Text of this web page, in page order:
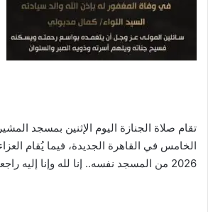
تقام صلاة الجنازة اليوم الإثنين بمسجد
2026 من المسجد نفسه.. إنا لله وإنا إليه راجعون